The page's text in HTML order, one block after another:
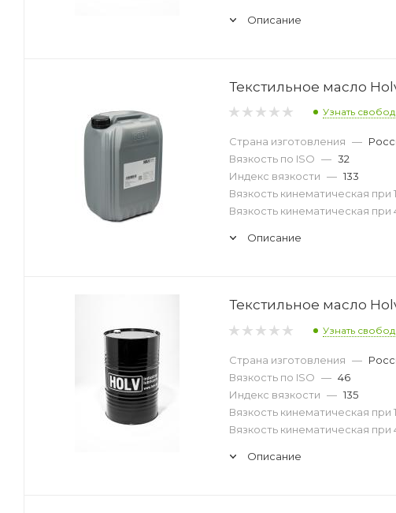
Описание
Текстильное масло
Узнать
Страна изготовления —
Вязкость по ISO — 32
Индекс вязкости — 133
Вязкость кинематическая при
Вязкость кинематическая при
Описание
Текстильное масло
Узнать
Страна изготовления —
Вязкость по ISO — 46
Индекс вязкости — 135
Вязкость кинематическая при
Вязкость кинематическая при
Описание